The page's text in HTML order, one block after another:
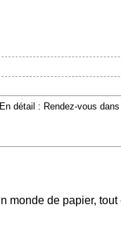
En détail : Rendez-vous
monde de papier,